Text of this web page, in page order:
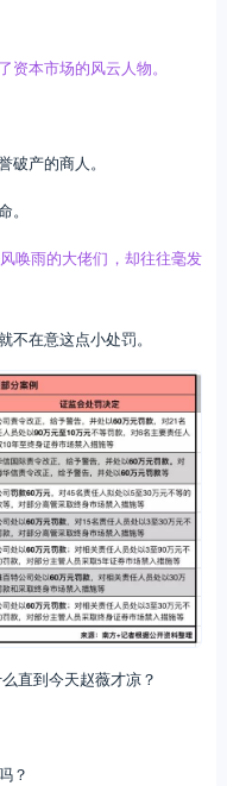
本市场的风云人物。
产的商人。
唤雨的大佬们，却往往毫发
在意这点小处罚。
直到今天赵薇才凉？
？